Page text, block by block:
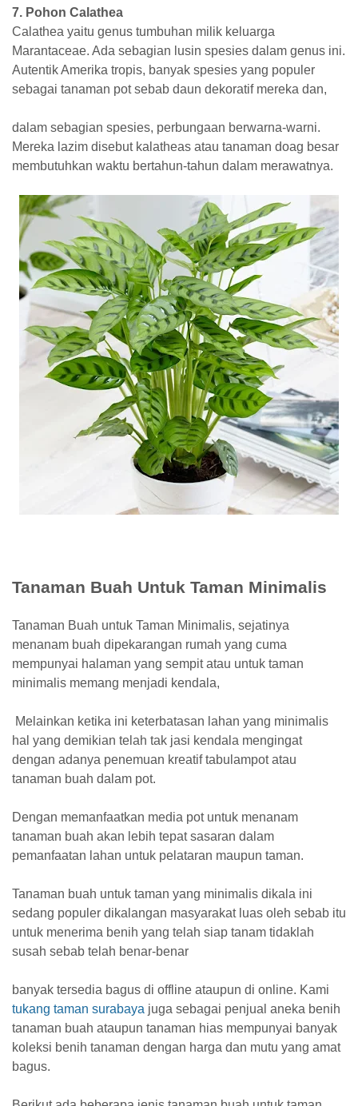
7. Pohon Calathea
Calathea yaitu genus tumbuhan milik keluarga
Marantaceae. Ada sebagian lusin spesies dalam genus ini.
Autentik Amerika tropis, banyak spesies yang populer
sebagai tanaman pot sebab daun dekoratif mereka dan,
dalam sebagian spesies, perbungaan berwarna-warni.
Mereka lazim disebut kalatheas atau tanaman doag besar
membutuhkan waktu bertahun-tahun dalam merawatnya.
Tanaman Buah Untuk Taman Minimalis
Tanaman Buah untuk Taman Minimalis, sejatinya
menanam buah dipekarangan rumah yang cuma
mempunyai halaman yang sempit atau untuk taman
minimalis memang menjadi kendala,
Melainkan ketika ini keterbatasan lahan yang minimalis
hal yang demikian telah tak jasi kendala mengingat
dengan adanya penemuan kreatif tabulampot atau
tanaman buah dalam pot.
Dengan memanfaatkan media pot untuk menanam
tanaman buah akan lebih tepat sasaran dalam
pemanfaatan lahan untuk pelataran maupun taman.
Tanaman buah untuk taman yang minimalis dikala ini
sedang populer dikalangan masyarakat luas oleh sebab itu
untuk menerima benih yang telah siap tanam tidaklah
susah sebab telah benar-benar
banyak tersedia bagus di offline ataupun di online. Kami
tukang taman surabaya juga sebagai penjual aneka benih
tanaman buah ataupun tanaman hias mempunyai banyak
koleksi benih tanaman dengan harga dan mutu yang amat
bagus.